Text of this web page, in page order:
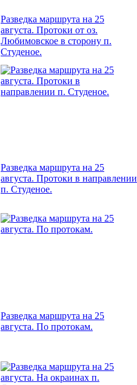
Разведка маршрута на 25
августа. Протоки от оз.
Любимовское в сторону п.
Студеное.
Разведка маршрута на 25
августа. Протоки в направлении
п. Студеное.
Разведка маршрута на 25
августа. По протокам.